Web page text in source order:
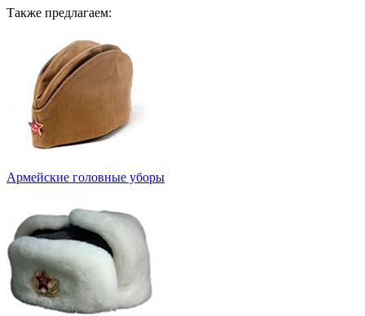
Также предлагаем:
Армейские головные уборы